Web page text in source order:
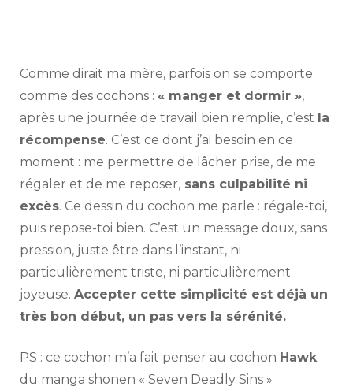
Comme dirait ma mère, parfois on se comporte
comme des cochons : « manger et dormir »,
après une journée de travail bien remplie, c’est la
récompense. C’est ce dont j’ai besoin en ce
moment : me permettre de lâcher prise, de me
régaler et de me reposer, sans culpabilité ni
excès. Ce dessin du cochon me parle : régale-toi,
puis repose-toi bien. C’est un message doux, sans
pression, juste être dans l’instant, ni
particulièrement triste, ni particulièrement
joyeuse. Accepter cette simplicité est déjà un
très bon début, un pas vers la sérénité.
PS : ce cochon m’a fait penser au cochon Hawk
du manga shonen « Seven Deadly Sins »